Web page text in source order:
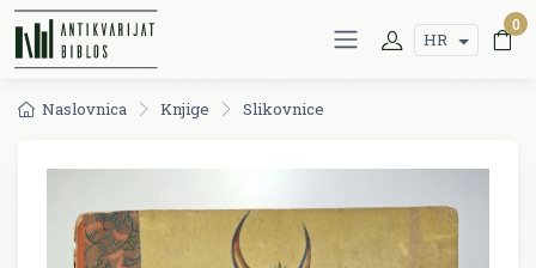
HR
0
Naslovnica Knjige Slikovnice